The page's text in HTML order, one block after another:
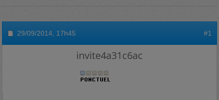
29/09/2014, 17h45 #1
invite4a31c6ac